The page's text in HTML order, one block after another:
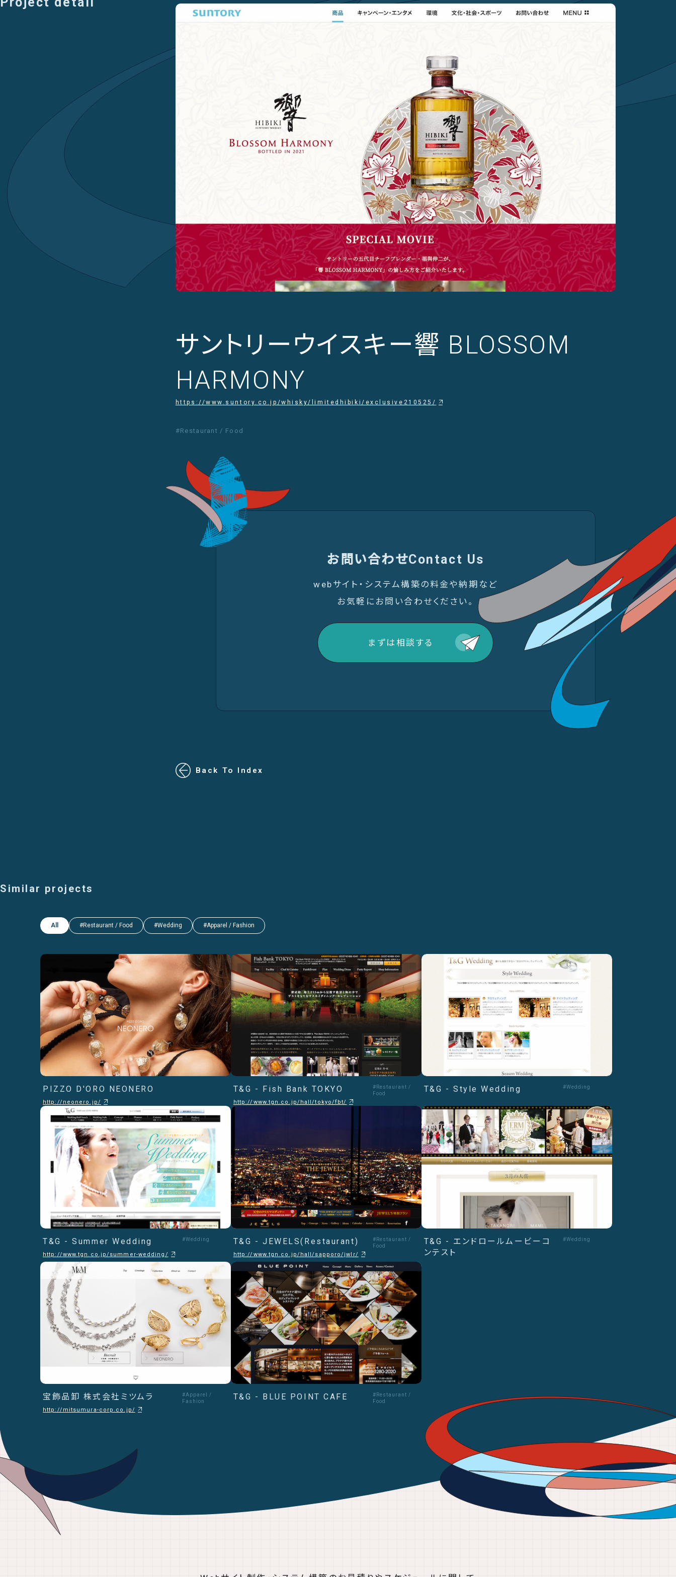
サントリーウイスキー響 BLOSSOM
HARMONY
https://www.suntory.co.jp/whisky/limitedhibiki/exclusive210525/
#Restaurant / Food
お問い合わせContact Us
webサイト・システム構築の料金や納期など
お気軽にお問い合わせください。
まずは相談する
Back To Index
Similar projects
All #Restaurant / Food #Wedding #Apparel / Fashion
PIZZO D'ORO NEONERO
http://neonero.jp/
T&G - Fish Bank TOKYO
http://www.tgn.co.jp/hall/tokyo/fbt/
#Restaurant /
Food
T&G - Style Wedding #Wedding
T&G - Summer Wedding
http://www.tgn.co.jp/summer-wedding/
#Wedding T&G - JEWELS(Restaurant)
http://www.tgn.co.jp/hall/sapporo/jwlr/
#Restaurant /
Food
T&G - エンドロールムービーコ
ンテスト
#Wedding
宝飾品卸 株式会社ミツムラ
http://mitsumura-corp.co.jp/
#Apparel /
Fashion
T&G - BLUE POINT CAFE
#Restaurant /
Food